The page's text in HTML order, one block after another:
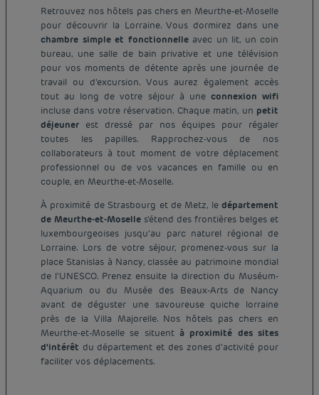
Retrouvez nos hôtels pas chers en Meurthe-et-Moselle
pour découvrir la Lorraine. Vous dormirez dans une
chambre simple et fonctionnelleavec un lit, un coin
bureau, une salle de bain privative et une télévision
pour vos moments de détente après une journée de
travail ou d'excursion. Vous aurez également accès
tout au long de votre séjour à une connexion wifi
incluse dans votre réservation. Chaque matin, un petit
déjeuner est dressé par nos équipes pour régaler
toutes les papilles. Rapprochez-vous de nos
collaborateurs à tout moment de votre déplacement
professionnel ou de vos vacances en famille ou en
couple, en Meurthe-et-Moselle.
À proximité de Strasbourg et de Metz, le département
de Meurthe-et-Moselle s'étend des frontières belges et
luxembourgeoises jusqu'au parc naturel régional de
Lorraine. Lors de votre séjour, promenez-vous sur la
place Stanislas à Nancy, classée au patrimoine mondial
de l'UNESCO. Prenez ensuite la direction du Muséum-
Aquarium ou du Musée des Beaux-Arts de Nancy
avant de déguster une savoureuse quiche lorraine
près de la Villa Majorelle. Nos hôtels pas chers en
Meurthe-et-Moselle se situent à proximité des sites
d'intérêt du département et des zones d'activité pour
faciliter vos déplacements.
Hôtel pas cher Paris
Hôtel pas cher Lyon
Hôtel pas cher Marseille
Conditions générales de vente